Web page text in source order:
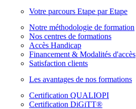
Votre parcours Etape par Etape
Notre méthodologie de formation
Nos centres de formations
Accès Handicap
Financement & Modalités d'accès
Satisfaction clients
Les avantages de nos formations
Certification QUALIOPI
Certification DiGiTT®